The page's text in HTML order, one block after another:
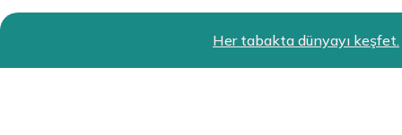
Her tabakta dünyayı keşfet.